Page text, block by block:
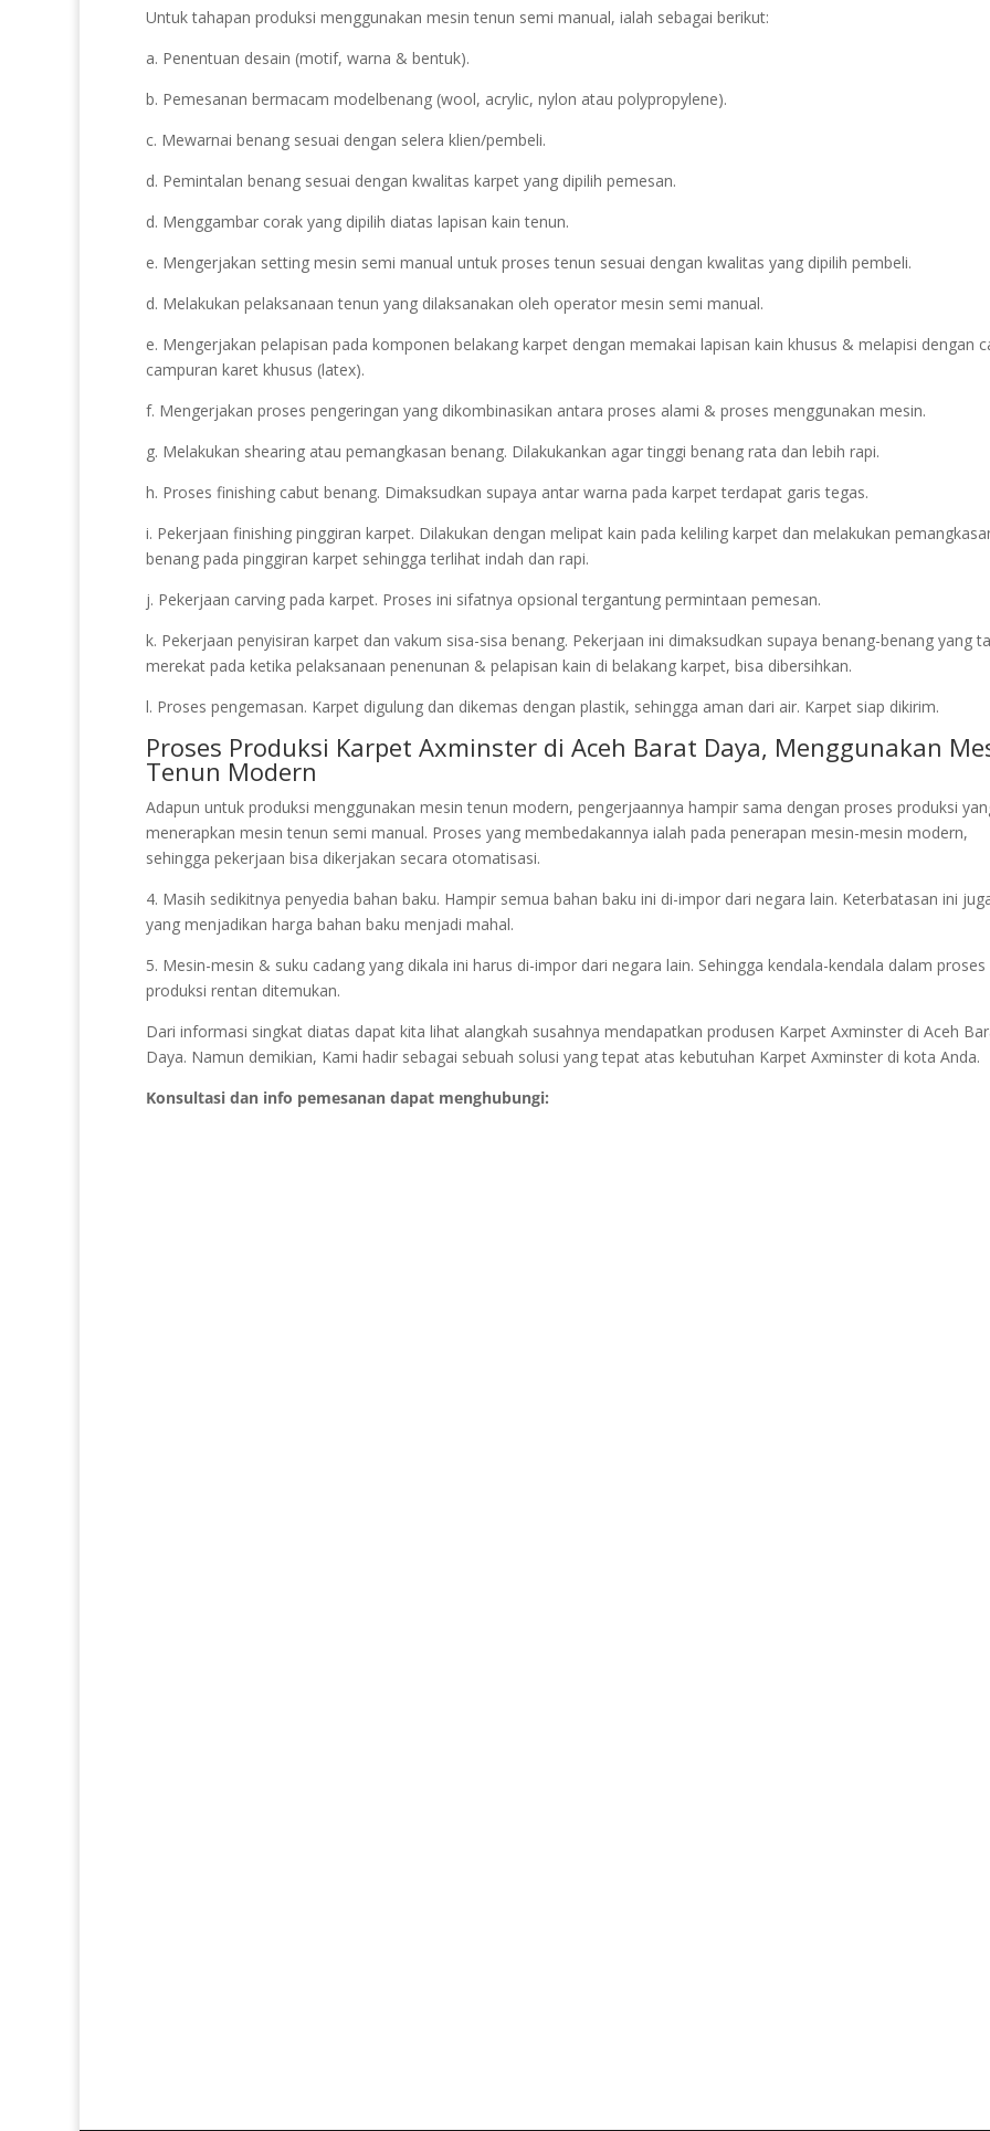
Untuk tahapan produksi menggunakan mesin tenun semi manual, ialah sebagai berikut:
a. Penentuan desain (motif, warna & bentuk).
b. Pemesanan bermacam modelbenang (wool, acrylic, nylon atau polypropylene).
c. Mewarnai benang sesuai dengan selera klien/pembeli.
d. Pemintalan benang sesuai dengan kwalitas karpet yang dipilih pemesan.
d. Menggambar corak yang dipilih diatas lapisan kain tenun.
e. Mengerjakan setting mesin semi manual untuk proses tenun sesuai dengan kwalitas yang dipilih pembeli.
d. Melakukan pelaksanaan tenun yang dilaksanakan oleh operator mesin semi manual.
e. Mengerjakan pelapisan pada komponen belakang karpet dengan memakai lapisan kain khusus & melapisi dengan
campuran karet khusus (latex).
f. Mengerjakan proses pengeringan yang dikombinasikan antara proses alami & proses menggunakan mesin.
g. Melakukan shearing atau pemangkasan benang. Dilakukankan agar tinggi benang rata dan lebih rapi.
h. Proses finishing cabut benang. Dimaksudkan supaya antar warna pada karpet terdapat garis tegas.
i. Pekerjaan finishing pinggiran karpet. Dilakukan dengan melipat kain pada keliling karpet dan melakukan
benang pada pinggiran karpet sehingga terlihat indah dan rapi.
j. Pekerjaan carving pada karpet. Proses ini sifatnya opsional tergantung permintaan pemesan.
k. Pekerjaan penyisiran karpet dan vakum sisa-sisa benang. Pekerjaan ini dimaksudkan supaya benang-benang yang
merekat pada ketika pelaksanaan penenunan & pelapisan kain di belakang karpet, bisa dibersihkan.
l. Proses pengemasan. Karpet digulung dan dikemas dengan plastik, sehingga aman dari air. Karpet siap dikirim.
Proses Produksi Karpet Axminster di Aceh Barat Daya, Menggunakan
Tenun Modern
Adapun untuk produksi menggunakan mesin tenun modern, pengerjaannya hampir sama dengan proses produksi
menerapkan mesin tenun semi manual. Proses yang membedakannya ialah pada penerapan mesin-mesin modern,
sehingga pekerjaan bisa dikerjakan secara otomatisasi.
4. Masih sedikitnya penyedia bahan baku. Hampir semua bahan baku ini di-impor dari negara lain. Keterbatasan ini
yang menjadikan harga bahan baku menjadi mahal.
5. Mesin-mesin & suku cadang yang dikala ini harus di-impor dari negara lain. Sehingga kendala-kendala dalam proses
produksi rentan ditemukan.
Dari informasi singkat diatas dapat kita lihat alangkah susahnya mendapatkan produsen Karpet Axminster di Aceh
Daya. Namun demikian, Kami hadir sebagai sebuah solusi yang tepat atas kebutuhan Karpet Axminster di kota Anda.
Konsultasi dan info pemesanan dapat menghubungi: